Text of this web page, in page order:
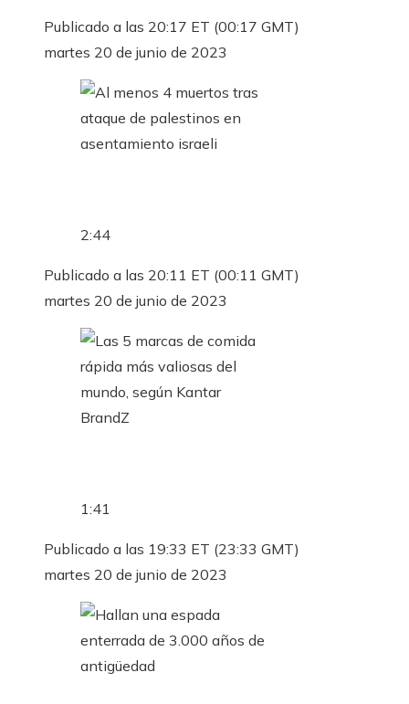
Publicado a las 20:17 ET (00:17 GMT)
martes 20 de junio de 2023
2:44
Publicado a las 20:11 ET (00:11 GMT)
martes 20 de junio de 2023
1:41
Publicado a las 19:33 ET (23:33 GMT)
martes 20 de junio de 2023